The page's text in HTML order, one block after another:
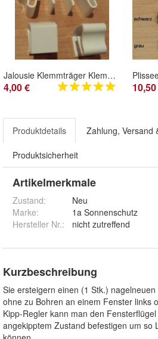
Jalousie Klemmträger Klemmhalter Klickhalter 2 Stk neu Montage ohne zu Bohren
4,00 €
Produktdetails Zahlung, Versand
Produktsicherheit
Artikelmerkmale
Zustand:
Neu
Marke:
1a Sonnenschutz
Hersteller Nr.:
nicht zutreffend
Kurzbeschreibung
Sie ersteigern einen (1 Stk.)
ohne zu Bohren an einem Fenster links
Kipp-Regler kann man den
angekipptem Zustand befestigen um so